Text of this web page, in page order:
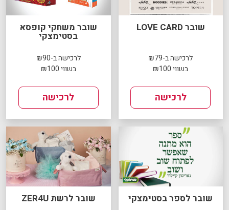
שובר LOVE CARD
לרכישה ב-₪79
בשווי ₪100
לרכישה
שובר משחקי קופסא
בסטימצקי
לרכישה ב-₪90
בשווי ₪100
לרכישה
שובר לספר בסטימצקי שובר לרשת ZER4U